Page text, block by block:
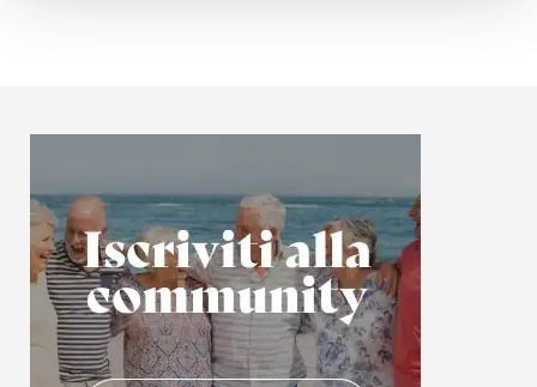
analizzare il nostro traffico. Condividiamo inoltre
informazioni sul modo in cui utilizzi il nostro sito con i
nostri partner che si occupano di analisi dei dati web,
pubblicità e social media, i quali potrebbero combinarle
con altre informazioni che hai fornito loro o che hanno
raccolto dal tuo utilizzo dei loro servizi.